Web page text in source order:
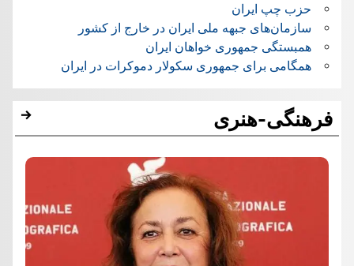
حزب چپ ایران
سازمان‌های جبهه ملی ایران در خارج از کشور
همبستگی جمهوری خواهان ایران
همگامی برای جمهوری سکولار دموکرات در ایران
فرهنگی-هنری